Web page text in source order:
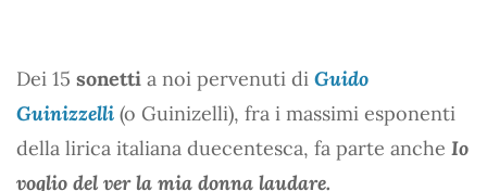
Dei 15 sonetti a noi pervenuti di Guido
Guinizzelli (o Guinizelli), fra i massimi esponenti
della lirica italiana duecentesca, fa parte anche Io
voglio del ver la mia donna laudare.